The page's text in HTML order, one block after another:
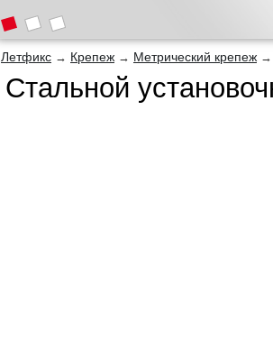
Летфикс → Крепеж → Метрический крепеж
Стальной